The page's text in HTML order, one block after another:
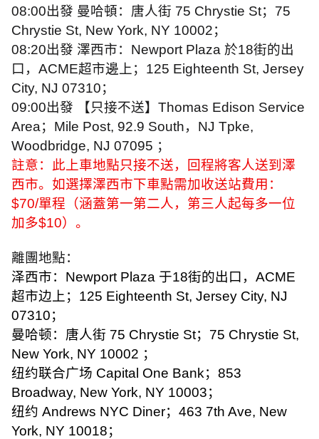
08:00出發 曼哈頓：唐人街 75 Chrystie St； 75
Chrystie St, New York, NY 10002；
08:20出發 澤西市： Newport Plaza 於18街的出
口， ACME超市邊上； 125 Eighteenth St, Jersey
City, NJ 07310；
09:00出發 【只接不送】 Thomas Edison Service
Area； Mile Post, 92.9 South， NJ Tpke,
Woodbridge, NJ 07095 ；
註意：此上車地點只接不送，回程將客人送到澤
西市。如選擇澤西市下車點需加收送站費用：
$70/單程（涵蓋第一第二人，第三人起每多一位
加多$10）。
離團地點：
泽西市： Newport Plaza 于18街的出口， ACME
超市边上； 125 Eighteenth St, Jersey City, NJ
07310；
曼哈顿：唐人街 75 Chrystie St； 75 Chrystie St,
New York, NY 10002 ；
纽约联合广场 Capital One Bank； 853
Broadway, New York, NY 10003；
纽约 Andrews NYC Diner； 463 7th Ave, New
York, NY 10018；